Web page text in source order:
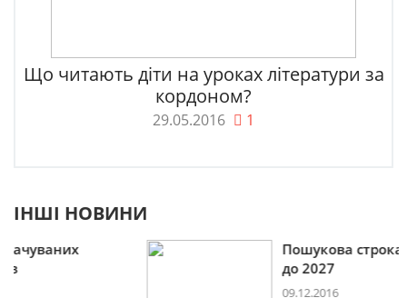
Що читають діти на уроках літератури за
кордоном?
29.05.2016 1
ІНШІ НОВИНИ
Пошукова строка зникне